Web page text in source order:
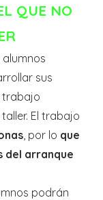
QUE NO
alumnos
sus
trabajo
El trabajo
, por lo que
del arranque
podrán